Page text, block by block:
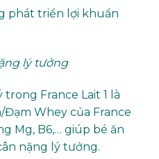
phát triển lợi khuẩn
lý tưởng
France Lait 1 là
Đạm Whey của France
Mg, B6,… giúp bé ăn
nặng lý tưởng.